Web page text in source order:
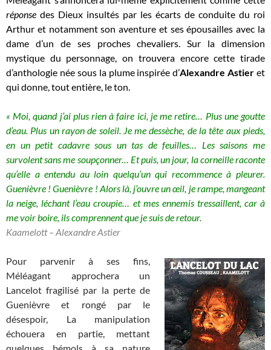
réponse des Dieux insultés par les écarts de conduite du roi
Arthur et notamment son aventure et ses épousailles avec la
dame d’un de ses proches chevaliers. Sur la dimension
mystique du personnage, on trouvera encore cette tirade
d’anthologie née sous la plume inspirée d’Alexandre Astier et
qui donne, tout entière, le ton.
« Moi, quand j’ai plus rien à faire ici, je me retire… Plus une goutte
d’eau. Plus un rayon de soleil. Je me dessèche, de la tête aux pieds,
en un petit cadavre sous un tas de feuilles… Les saisons me
survolent sans me soupçonner… Et puis, un jour, la corneille raconte
qu’elle a entendu au loin quelqu’un qui recommence à pleurer.
Guenièvre ! Guenièvre ! Alors là, j’ouvre un œil, je rampe, mangeant
la neige, léchant l’eau croupie… et mes ennemis tressaillent, car à
me voir boire, ils comprennent que je suis de retour.
Kaamelott – Alexandre Astier
Pour parvenir à ses fins,
Méléagant approchera un
Lancelot fragilisé par la perte de
Guenièvre et rongé par le
désespoir, La manipulation
échouera en partie, mettant